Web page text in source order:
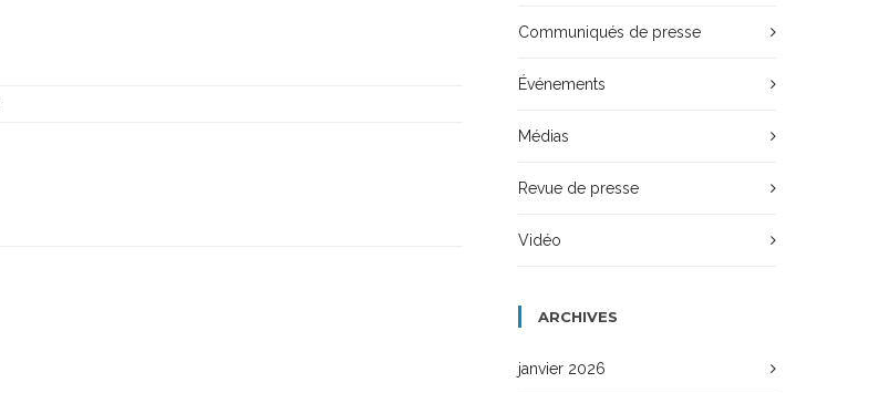
Communiqués de presse
Événements
Médias
Revue de presse
Vidéo
ARCHIVES
janvier 2026